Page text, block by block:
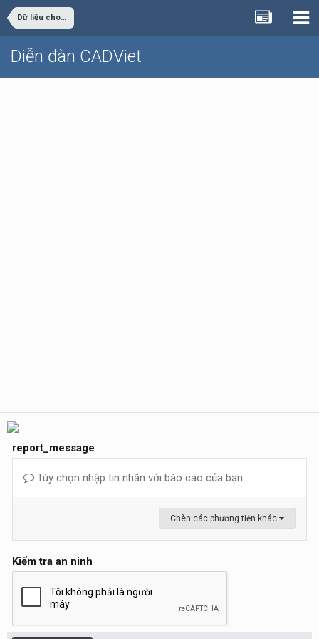
Dữ liệu cho sinh viên đồ án
Diễn đàn CADViet
report_message
Tùy chọn nhập tin nhắn với báo cáo của bạn.
Chèn các phương tiện khác
Kiểm tra an ninh